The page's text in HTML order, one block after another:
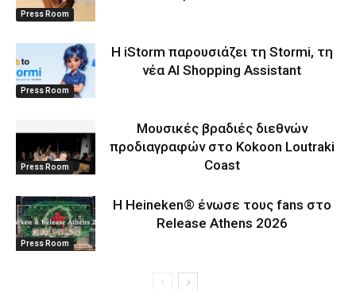
Press Room
Press Room
Η iStorm παρουσιάζει τη Stormi, τη
νέα AI Shopping Assistant
Press Room
Μουσικές βραδιές διεθνών
προδιαγραφών στο Kokoon Loutraki
Coast
Press Room
Η Heineken® ένωσε τους fans στο
Release Athens 2026